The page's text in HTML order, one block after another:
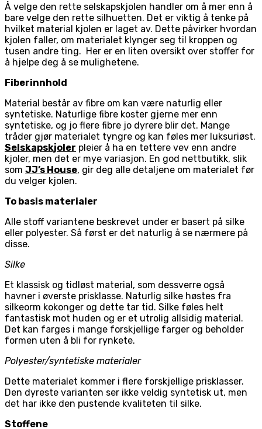
Å velge den rette selskapskjolen handler om å mer enn å
bare velge den rette silhuetten. Det er viktig å tenke på
hvilket material kjolen er laget av. Dette påvirker hvordan
kjolen faller, om materialet klynger seg til kroppen og
tusen andre ting. Her er en liten oversikt over stoffer for
å hjelpe deg å se mulighetene.
Fiberinnhold
Material består av fibre om kan være naturlig eller
syntetiske. Naturlige fibre koster gjerne mer enn
syntetiske, og jo flere fibre jo dyrere blir det. Mange
tråder gjør materialet tyngre og kan føles mer luksuriøst.
Selskapskjoler pleier å ha en tettere vev enn andre
kjoler, men det er mye variasjon. En god nettbutikk, slik
som JJ’s House, gir deg alle detaljene om materialet før
du velger kjolen.
To basis materialer
Alle stoff variantene beskrevet under er basert på silke
eller polyester. Så først er det naturlig å se nærmere på
disse.
Silke
Et klassisk og tidløst material, som dessverre også
havner i øverste prisklasse. Naturlig silke høstes fra
silkeorm kokonger og dette tar tid. Silke føles helt
fantastisk mot huden og er et utrolig allsidig material.
Det kan farges i mange forskjellige farger og beholder
formen uten å bli for rynkete.
Polyester/syntetiske materialer
Dette materialet kommer i flere forskjellige prisklasser.
Den dyreste varianten ser ikke veldig syntetisk ut, men
det har ikke den pustende kvaliteten til silke.
Stoffene